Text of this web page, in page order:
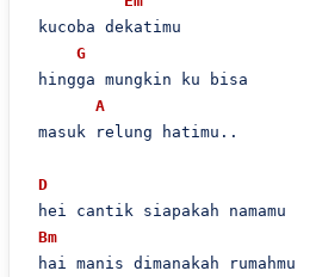
kucoba dekatimu
G
hingga mungkin ku bisa
A
masuk relung hatimu..
D
hei cantik siapakah namamu
Bm
hai manis dimanakah rumahmu